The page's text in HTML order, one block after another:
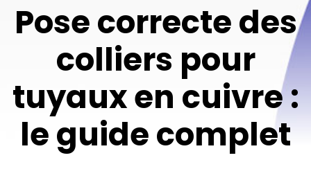
Pose correcte des
colliers pour
tuyaux en cuivre :
le guide complet